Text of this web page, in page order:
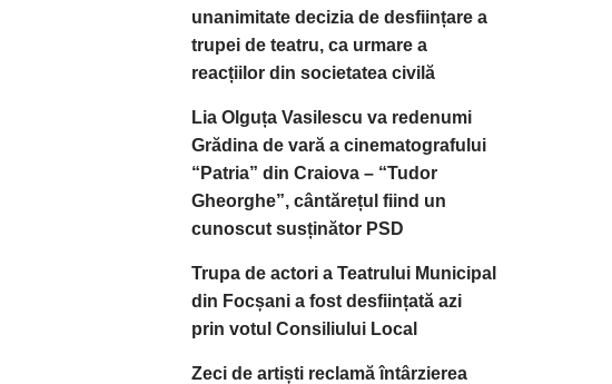
unanimitate decizia de desființare a
trupei de teatru, ca urmare a
reacțiilor din societatea civilă
Lia Olguța Vasilescu va redenumi
Grădina de vară a cinematografului
“Patria” din Craiova – “Tudor
Gheorghe”, cântărețul fiind un
cunoscut susținător PSD
Trupa de actori a Teatrului Municipal
din Focșani a fost desființată azi
prin votul Consiliului Local
Zeci de artiști reclamă întârzierea